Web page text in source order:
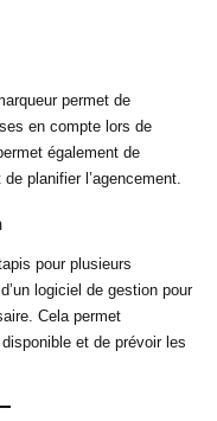
permet de
en compte lors de
également de
planifier l’agencement.
pour plusieurs
logiciel de gestion pour
Cela permet
et de prévoir les